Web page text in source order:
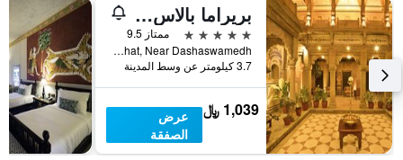
بريراما بالاس، فاراناسي - باي ذا جانجس
5 نجوم
ممتاز 9.5
Munshi Ghat, Near Dashaswamedh, فاراناسي, الهند
3.7 كيلومتر عن وسط المدينة
1,039 ﷼
عرض
الصفقة